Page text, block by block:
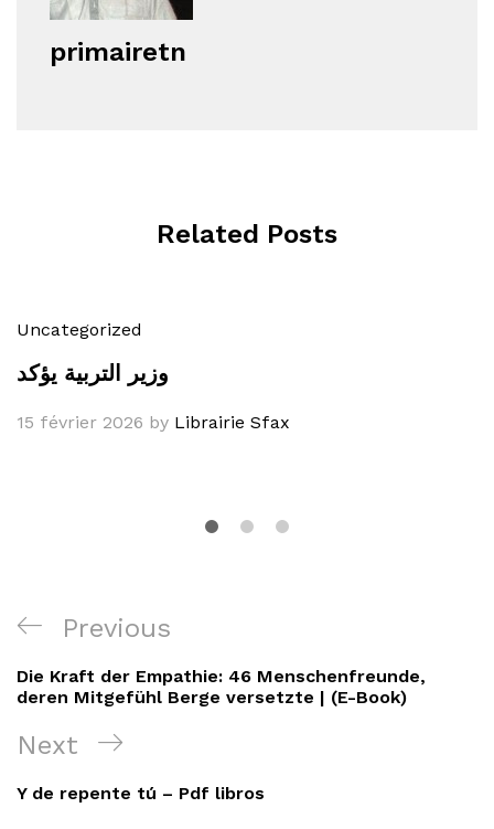
primairetn
Related Posts
Uncategorized
وزير التربية يؤكد
15 février 2026 by Librairie Sfax
Navigation
de
l’article
Previous
Post
Previous
Die Kraft der Empathie: 46 Menschenfreunde,
deren Mitgefühl Berge versetzte | (E-Book)
Next
Post
Next
Y de repente tú – Pdf libros